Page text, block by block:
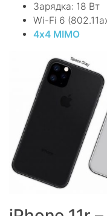
Зарядка: 18 Вт
Wi-Fi 6
4х4 MIMO